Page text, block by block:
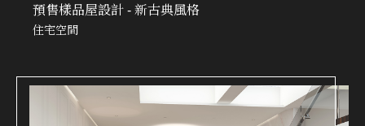
預售樣品屋設計 - 新古典風格
住宅空間